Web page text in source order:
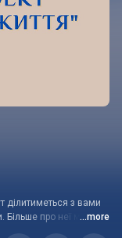
ділитиметься з вами
Більше про неї можна
...more